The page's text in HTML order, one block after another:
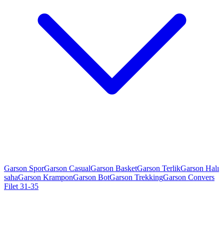
Garson SporGarson CasualGarson BasketGarson TerlikGarson Halı
sahaGarson KramponGarson BotGarson TrekkingGarson Convers
Filet 31-35